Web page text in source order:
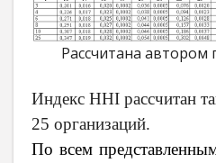
Рассчитана
Индекс HHI рассчитан
25 организаций.
По всем